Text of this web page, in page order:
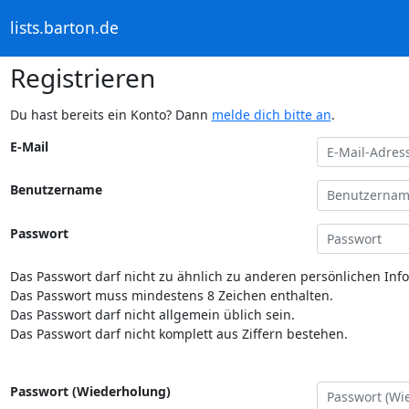
lists.barton.de
Registrieren
Du hast bereits ein Konto? Dann melde dich bitte an.
E-Mail
Benutzername
Passwort
Das Passwort darf nicht zu ähnlich zu anderen persönlichen
Das Passwort muss mindestens 8 Zeichen enthalten.
Das Passwort darf nicht allgemein üblich sein.
Das Passwort darf nicht komplett aus Ziffern bestehen.
Passwort (Wiederholung)